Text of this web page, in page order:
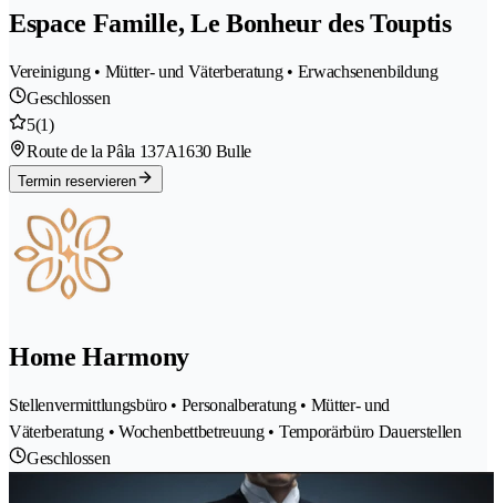
Espace Famille, Le Bonheur des Touptis
Vereinigung • Mütter- und Väterberatung • Erwachsenenbildung
Geschlossen
5(1)
Route de la Pâla 137A1630 Bulle
Termin reservieren
Home Harmony
Stellenvermittlungsbüro • Personalberatung • Mütter- und
Väterberatung • Wochenbettbetreuung • Temporärbüro Dauerstellen
Geschlossen